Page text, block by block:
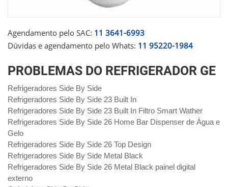
Agendamento pelo SAC: 11 3641-6993
Dúvidas e agendamento pelo Whats: 11 95220-1984
PROBLEMAS DO REFRIGERADOR GE
Refrigeradores Side By Side
Refrigeradores Side By Side 23 Built In
Refrigeradores Side By Side 23 Built In Filtro Smart Wather
Refrigeradores Side By Side 26 Home Bar Dispenser de Água e
Gelo
Refrigeradores Side By Side 26 Top Design
Refrigeradores Side By Side Metal Black
Refrigeradores Side By Side 26 Metal Black painel digital
externo